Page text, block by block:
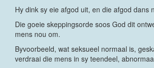
Hy dink sy eie afgod uit, en die afgod dans
Die goeie skeppingsorde soos God dit
mens nou om.
Byvoorbeeld, wat seksueel normaal is,
verdraai die mens in sy teendeel,